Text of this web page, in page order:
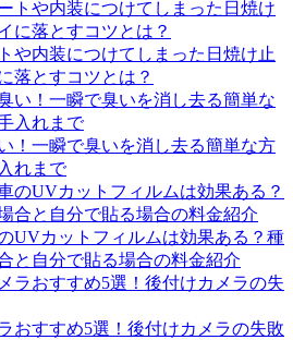
や内装につけてしまった日焼け止
落とすコツとは？
！一瞬で臭いを消し去る簡単な方
れまで
UVカットフィルムは効果ある？種
と自分で貼る場合の料金紹介
おすすめ5選！後付けカメラの失敗